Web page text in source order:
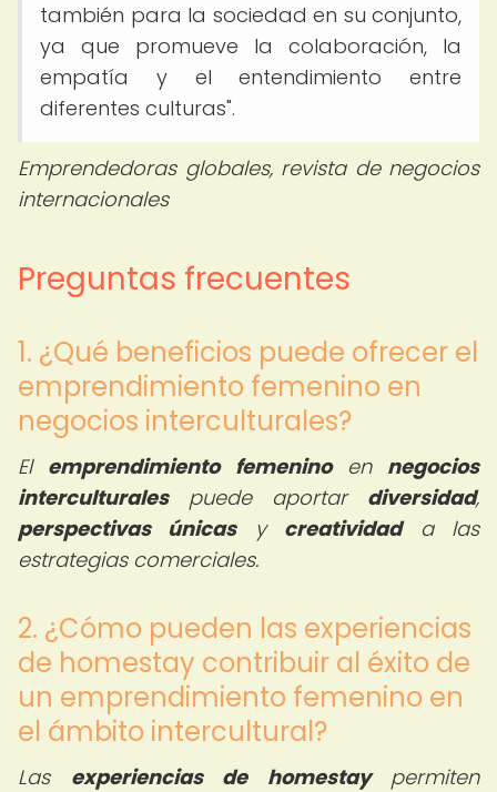
también para la sociedad en su conjunto,
ya que promueve la colaboración, la
empatía y el entendimiento entre
diferentes culturas".
Emprendedoras globales, revista de negocios
internacionales
Preguntas frecuentes
1. ¿Qué beneficios puede ofrecer el
emprendimiento femenino en
negocios interculturales?
El emprendimiento femeninoen negocios
interculturalespuede aportar diversidad,
perspectivas únicasy creatividada las
estrategias comerciales.
2. ¿Cómo pueden las experiencias
de homestay contribuir al éxito de
un emprendimiento femenino en
el ámbito intercultural?
Las experiencias de homestaypermiten